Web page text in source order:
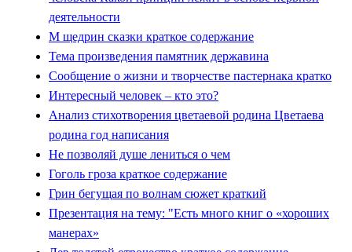
деятельности
М щедрин сказки краткое содержание
Тема произведения памятник державина
Сообщение о жизни и творчестве пастернака кратко
Интересный человек – кто это?
Анализ стихотворения цветаевой родина Цветаева
родина год написания
Не позволяй душе лениться о чем
Гоголь гроза краткое содержание
Грин бегущая по волнам сюжет краткий
Презентация на тему: "Есть много книг о «хороших
манерах»